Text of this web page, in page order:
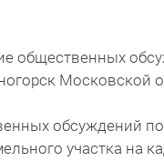
общественных
Московской
обсуждений
участка на